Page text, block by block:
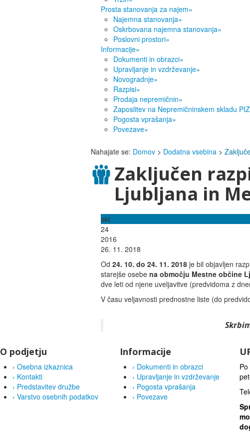
Prosta stanovanja za najem»
Najemna stanovanja»
Oskrbovana najemna stanovanja»
Poslovni prostori»
Informacije»
Dokumenti in obrazci»
Upravljanje in vzdrževanje»
Novogradnje»
Razpisi»
Prodaja nepremičnin»
Zaposlitev na Nepremičninskem skladu PIZ
Pogosta vprašanja»
Povezave»
Nahajate se: Domov > Dodatna vsebina >
Zaključen
Ljubljana in
okt
24
2016
26. 11. 2018
Od 24. 10. do 24. 11. 2018 je bil objavljen
starejše osebe na območju Mestne občine
dve leti od njene uveljavitve (predvidoma z
V času veljavnosti prednostne liste (do
O podjetju
› Osebna izkaznica
› Kontakti
› Predstavitev družbe
› Varstvo osebnih podatkov
Informacije
› Dokumenti in obrazci
› Upravljanje in vzdrževanje
› Pogosta vprašanja
› Povezave